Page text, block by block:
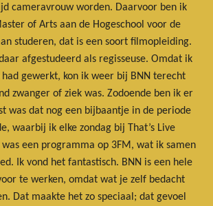
cameravrouw worden. Daarvoor ben ik
of Arts aan de Hogeschool voor de
studeren, dat is een soort filmopleiding.
afgestudeerd als regisseuse. Omdat ik
gewerkt, kon ik weer bij BNN terecht
zwanger of ziek was. Zodoende ben ik er
was dat nog een bijbaantje in de periode
waarbij ik elke zondag bij That’s Live
was een programma op 3FM, wat ik samen
Ik vond het fantastisch. BNN is een hele
te werken, omdat wat je zelf bedacht
Dat maakte het zo speciaal; dat gevoel